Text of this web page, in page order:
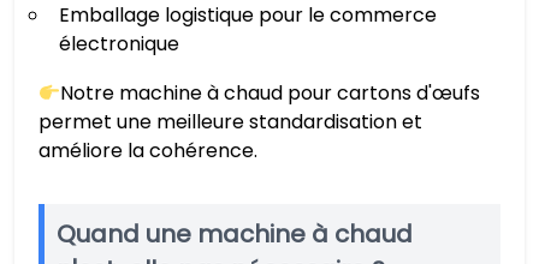
Emballage logistique pour le commerce
électronique
Notre machine à chaud pour cartons d'œufs
permet une meilleure standardisation et
améliore la cohérence.
Quand une machine à chaud